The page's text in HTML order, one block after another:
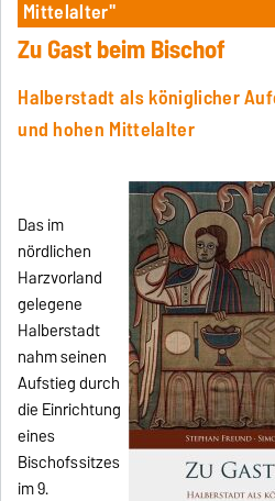
Mittelalter"
Zu Gast beim Bischof
Halberstadt als königlicher
und hohen Mittelalter
Das im
nördlichen
Harzvorland
gelegene
Halberstadt
nahm seinen
Aufstieg durch
die Einrichtung
eines
Bischofssitzes
im 9.